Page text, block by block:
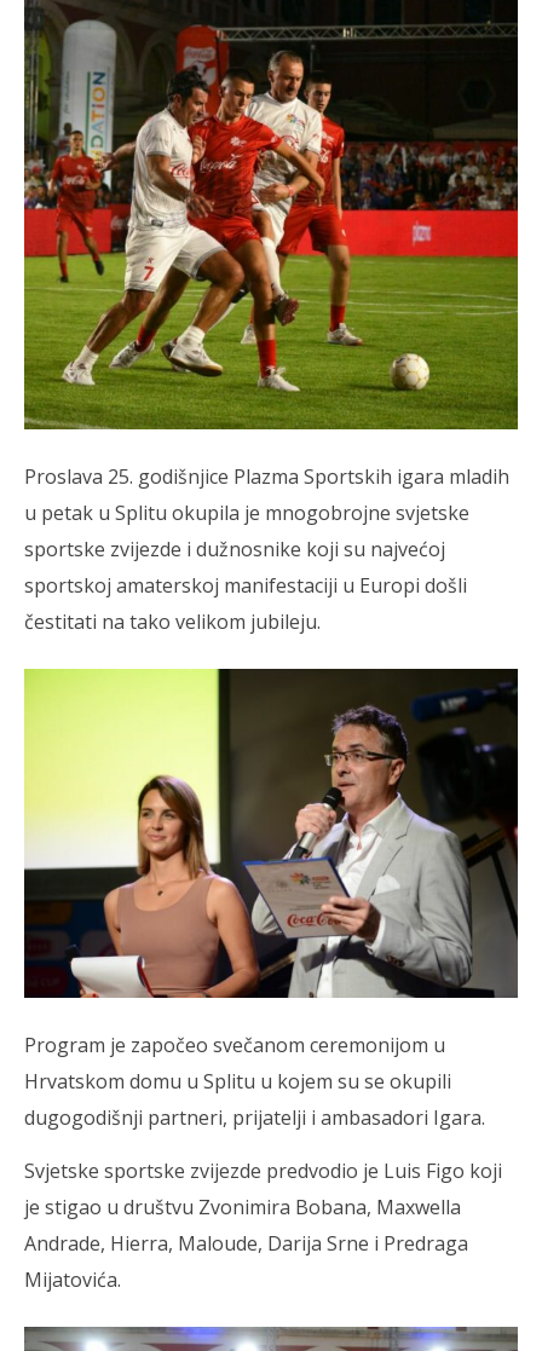
Proslava 25. godišnjice Plazma Sportskih igara mladih
u petak u Splitu okupila je mnogobrojne svjetske
sportske zvijezde i dužnosnike koji su najvećoj
sportskoj amaterskoj manifestaciji u Europi došli
čestitati na tako velikom jubileju.
Program je započeo svečanom ceremonijom u
Hrvatskom domu u Splitu u kojem su se okupili
dugogodišnji partneri, prijatelji i ambasadori Igara.
Svjetske sportske zvijezde predvodio je Luis Figo koji
je stigao u društvu Zvonimira Bobana, Maxwella
Andrade, Hierra, Maloude, Darija Srne i Predraga
Mijatovića.